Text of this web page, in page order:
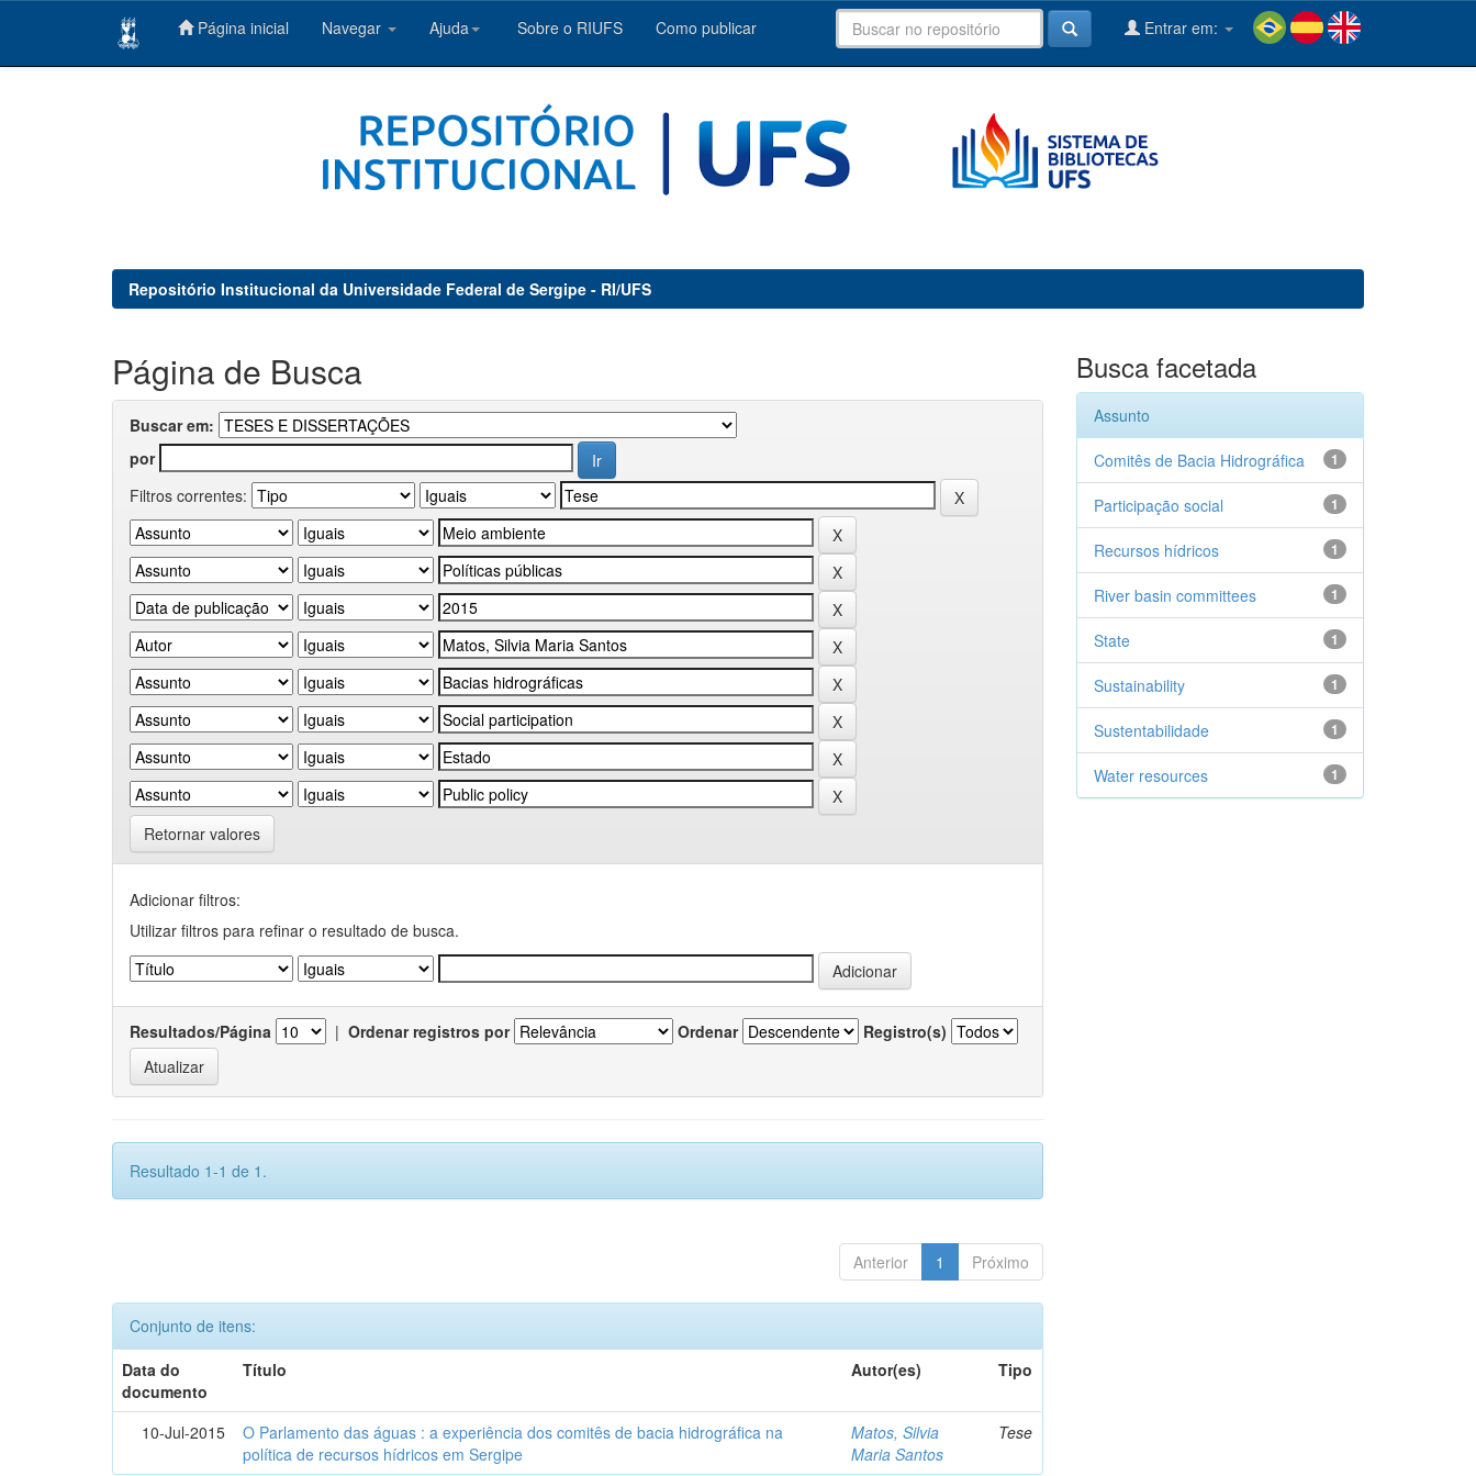
Página inicial Navegar Ajuda Sobre o RIUFS Como publicar Entrar em:
Repositório Institucional da Universidade Federal de Sergipe - RI/UFS
Página de Busca
Buscar em:
por
Filtros correntes:
Retornar valores
Adicionar filtros:
Utilizar filtros para refinar o resultado de busca.
Resultados/Página | Ordenar registros por Ordenar Registro(s)
Resultado 1-1 de 1.
Anterior 1 Próximo
Conjunto de itens:
Data do
documento
Título Autor(es) Tipo
10-Jul-2015
O Parlamento das águas : a experiência dos comitês de bacia hidrográfica na
política de recursos hídricos em Sergipe
Matos, Silvia
Maria Santos
Tese
Busca facetada
Assunto
1
Comitês de Bacia Hidrográfica
1
Participação social
1
Recursos hídricos
1
River basin committees
1
State
1
Sustainability
1
Sustentabilidade
1
Water resources